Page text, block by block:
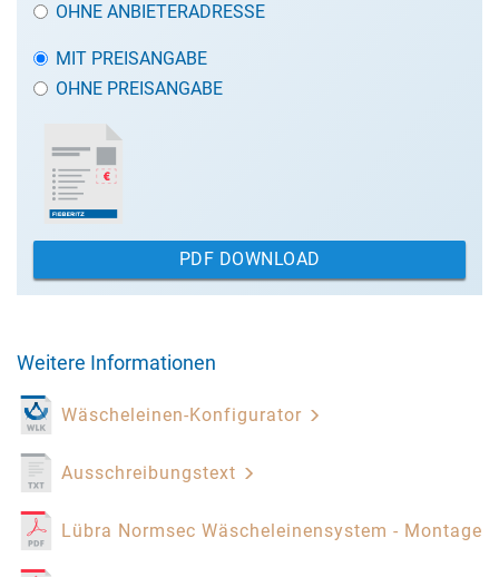
OHNE ANBIETERADRESSE
MIT PREISANGABE
OHNE PREISANGABE
PDF DOWNLOAD
Weitere Informationen
Wäscheleinen-Konfigurator
Ausschreibungstext
Lübra Normsec Wäscheleinensystem -